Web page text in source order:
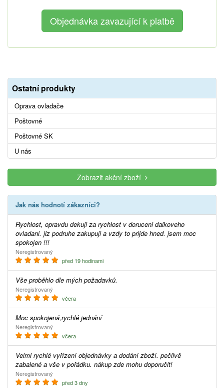
Ostatní produkty
Oprava ovladače
Poštovné
Poštovné SK
U nás
Zobrazit akční zboží
Jak nás hodnotí zákazníci?
Rychlost, opravdu dekuji za rychlost v doruceni dalkoveho
ovladani. jiz podruhe zakupuji a vzdy to prijde hned. jsem moc
spokojen !!!
Neregistrovaný
před 19 hodinami
Vše proběhlo dle mých požadavků.
Neregistrovaný
včera
Moc spokojená,rychlé jednání
Neregistrovaný
včera
Velmi rychlé vyřízení objednávky a dodání zboží. pečlivě
zabalené a vše v pořádku. nákup zde mohu doporučit!
Neregistrovaný
před 3 dny